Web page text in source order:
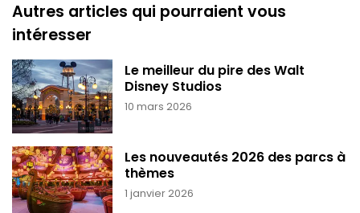
Autres articles qui pourraient vous
intéresser
10 mars 2026
Le meilleur du pire des Walt
Disney Studios
1 janvier 2026
Les nouveautés 2026 des parcs à
thèmes